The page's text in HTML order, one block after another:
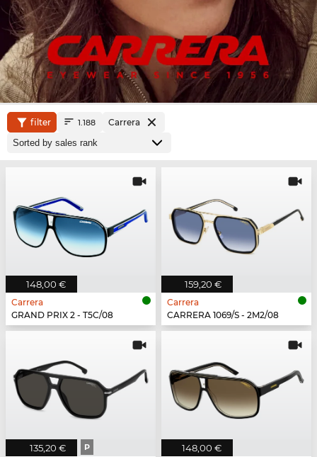
filter 1.188 Carrera
148,00 €
Carrera
GRAND PRIX 2 - T5C/08
159,20 €
Carrera
CARRERA 1069/S - 2M2/08
135,20 € P 148,00 €